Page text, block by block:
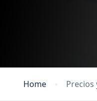
Home Precios